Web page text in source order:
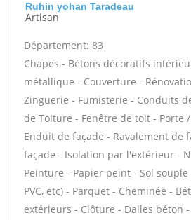
Ruhin yohan Taradeau
Artisan
Département: 83
Chapes - Bétons décoratifs
métallique - Couverture -
Zinguerie - Fumisterie - Conduits
de Toiture - Fenêtre de toit - Porte /
Enduit de façade - Ravalement de
façade - Isolation par l'extérieur -
Peinture - Papier peint - Sol
PVC, etc) - Parquet - Cheminée -
extérieurs - Clôture - Dalles béton